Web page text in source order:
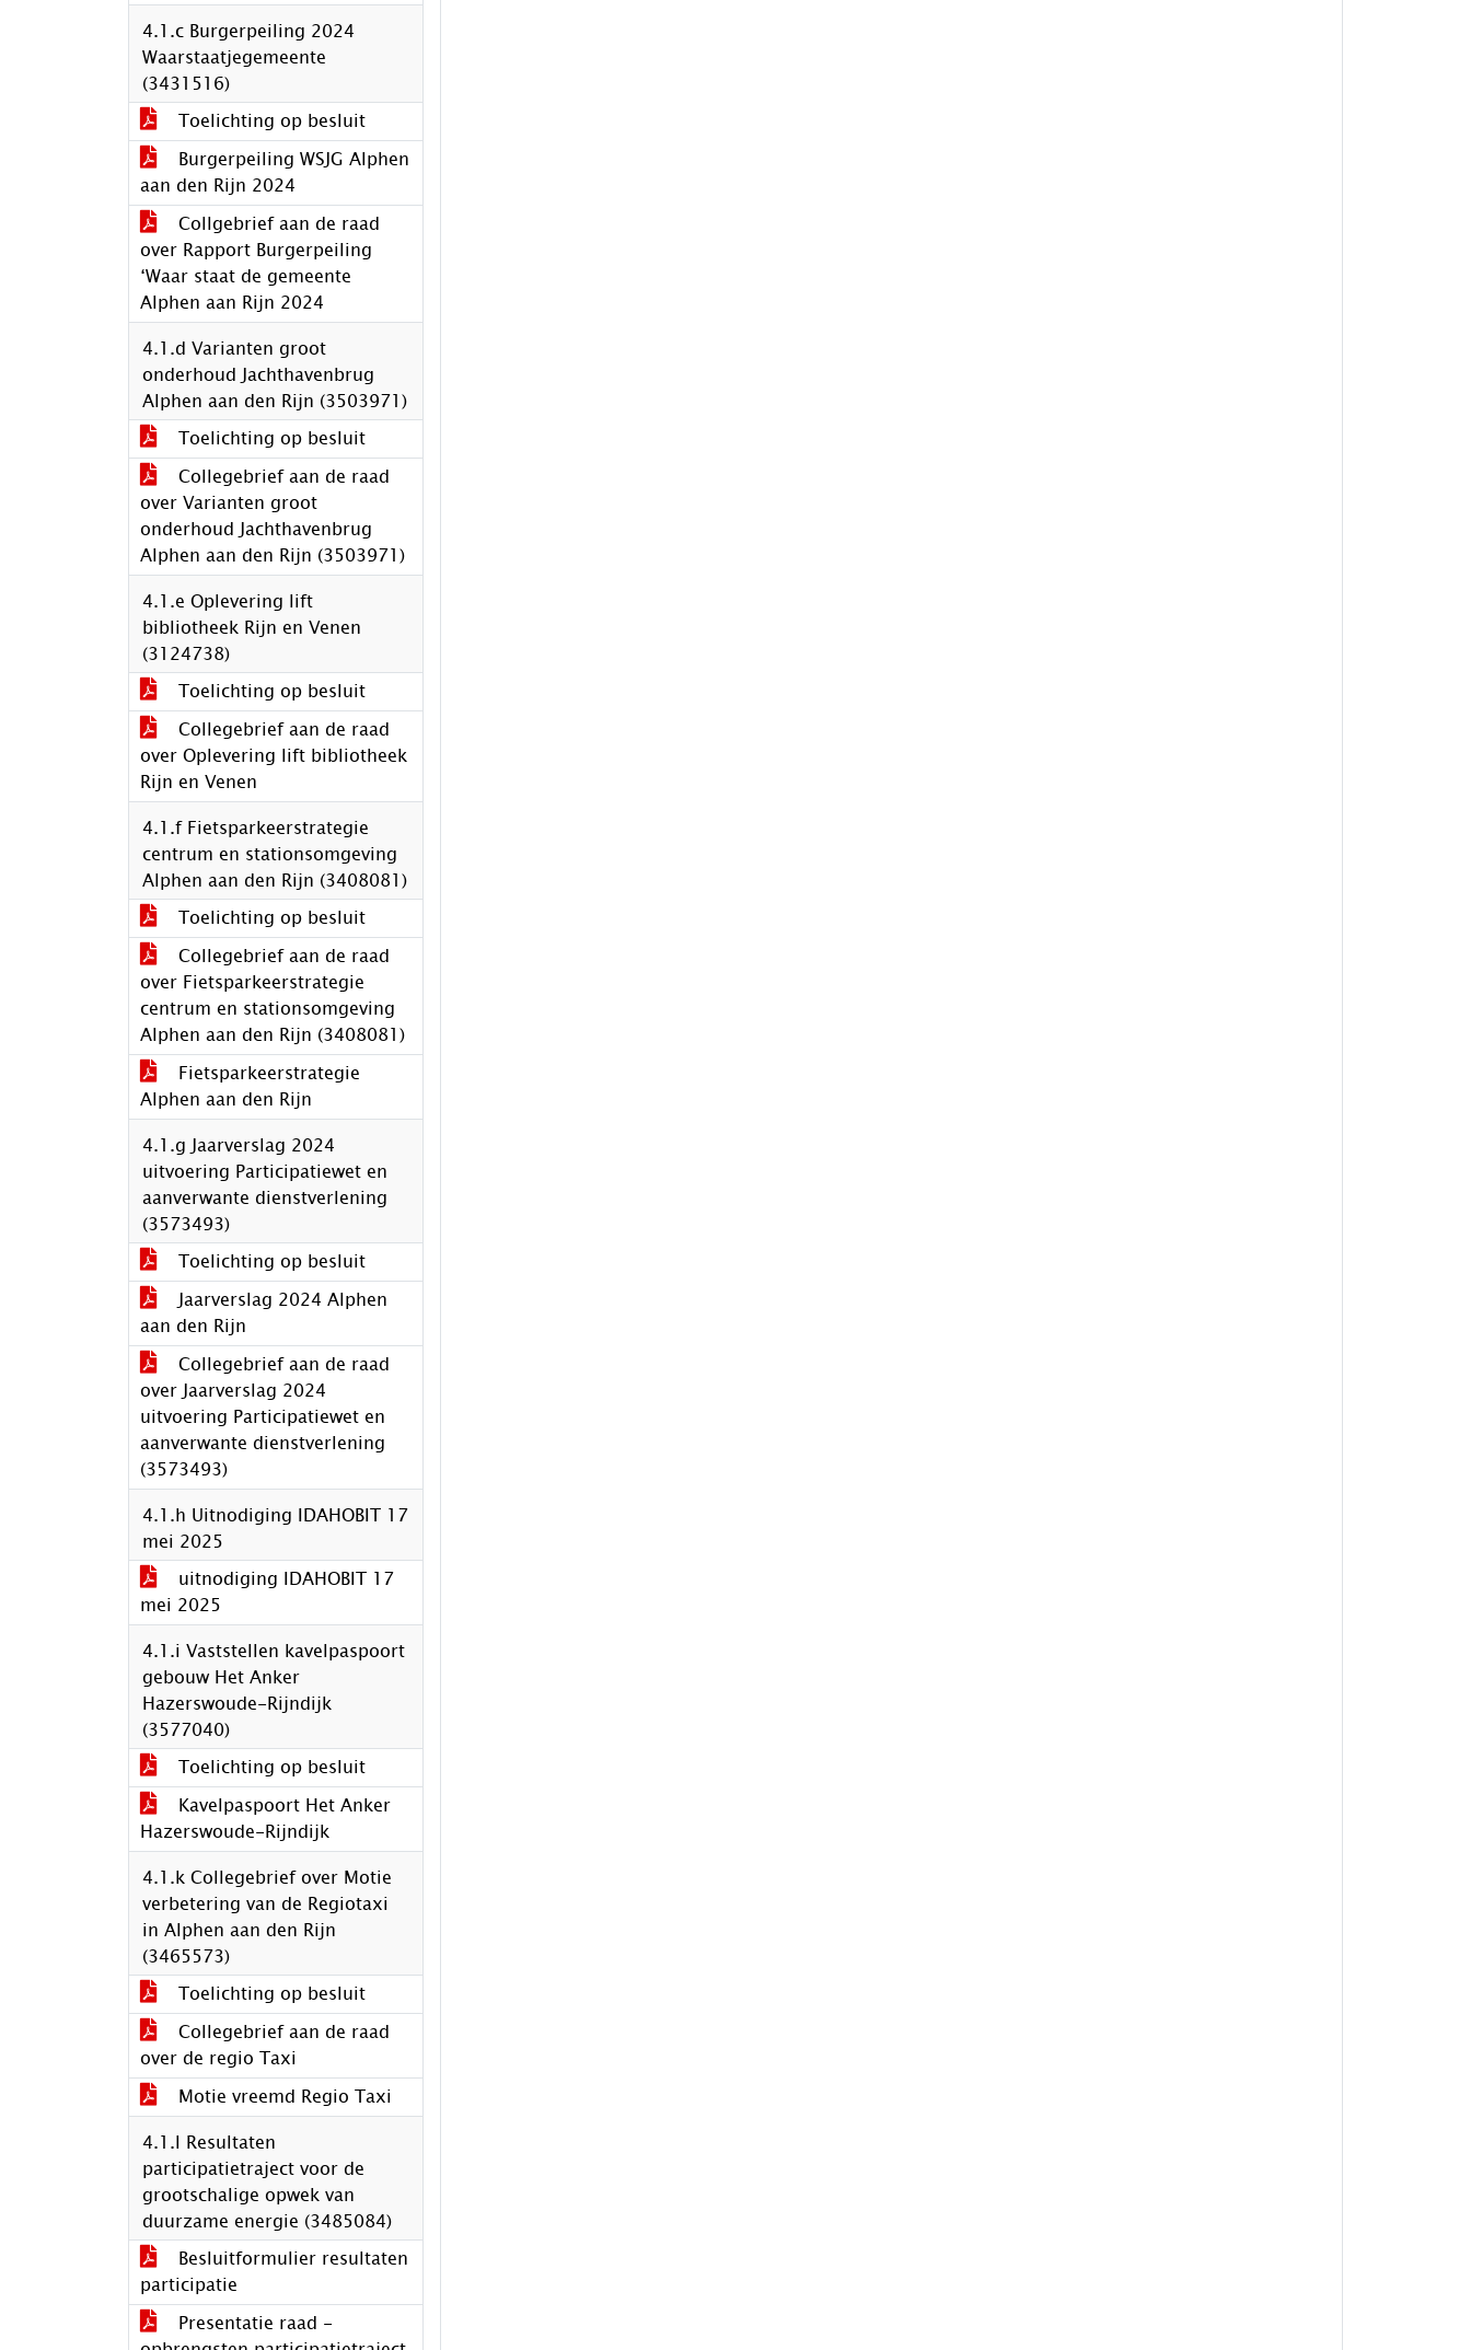
4.1.c Burgerpeiling 2024
Waarstaatjegemeente
(3431516)
Toelichting op besluit
Burgerpeiling WSJG Alphen
aan den Rijn 2024
Collgebrief aan de raad
over Rapport Burgerpeiling
‘Waar staat de gemeente
Alphen aan Rijn 2024
4.1.d Varianten groot
onderhoud Jachthavenbrug
Alphen aan den Rijn (3503971)
Toelichting op besluit
Collegebrief aan de raad
over Varianten groot
onderhoud Jachthavenbrug
Alphen aan den Rijn (3503971)
4.1.e Oplevering lift
bibliotheek Rijn en Venen
(3124738)
Toelichting op besluit
Collegebrief aan de raad
over Oplevering lift bibliotheek
Rijn en Venen
4.1.f Fietsparkeerstrategie
centrum en stationsomgeving
Alphen aan den Rijn (3408081)
Toelichting op besluit
Collegebrief aan de raad
over Fietsparkeerstrategie
centrum en stationsomgeving
Alphen aan den Rijn (3408081)
Fietsparkeerstrategie
Alphen aan den Rijn
4.1.g Jaarverslag 2024
uitvoering Participatiewet en
aanverwante dienstverlening
(3573493)
Toelichting op besluit
Jaarverslag 2024 Alphen
aan den Rijn
Collegebrief aan de raad
over Jaarverslag 2024
uitvoering Participatiewet en
aanverwante dienstverlening
(3573493)
4.1.h Uitnodiging IDAHOBIT 17
mei 2025
uitnodiging IDAHOBIT 17
mei 2025
4.1.i Vaststellen kavelpaspoort
gebouw Het Anker
Hazerswoude-Rijndijk
(3577040)
Toelichting op besluit
Kavelpaspoort Het Anker
Hazerswoude-Rijndijk
4.1.k Collegebrief over Motie
verbetering van de Regiotaxi
in Alphen aan den Rijn
(3465573)
Toelichting op besluit
Collegebrief aan de raad
over de regio Taxi
Motie vreemd Regio Taxi
4.1.l Resultaten
participatietraject voor de
grootschalige opwek van
duurzame energie (3485084)
Besluitformulier resultaten
participatie
Presentatie raad -